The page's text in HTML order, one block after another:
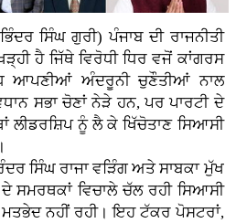
ਸਿੰਘ ਗੁਰੀ)ਪੰਜਾਬ ਦੀ ਰਾਜਨੀਤੀ
ਹੈ ਜਿੱਥੇ ਵਿਰੋਧੀ ਧਿਰ ਵਜੋਂ ਕਾਂਗਰਸ
ਆਪਣੀਆਂ ਅੰਦਰੂਨੀ ਚੁਣੌਤੀਆਂ ਨਾਲ
ਸਭਾ ਚੋਣਾਂ ਨੇੜੇ ਹਨ, ਪਰ ਪਾਰਟੀ ਦੇ
ਲੀਡਰਸ਼ਿਪ ਨੂੰ ਲੈ ਕੇ ਖਿੱਚੋਤਾਣ ਸਿਆਸੀ
ਸਿੰਘ ਰਾਜਾ ਵੜਿੰਗ ਅਤੇ ਸਾਬਕਾ ਮੁੱਖ
ਸਮਰਥਕਾਂ ਵਿਚਾਲੇ ਚੱਲ ਰਹੀ ਸਿਆਸੀ
ਨਹੀਂ ਰਹੀ। ਇਹ ਟੱਕਰ ਪੋਸਟਰਾਂ,